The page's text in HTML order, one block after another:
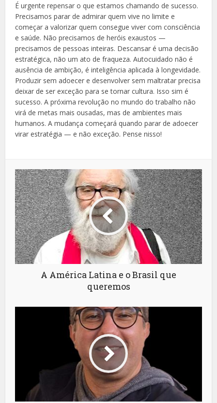
É urgente repensar o que estamos chamando de sucesso.
Precisamos parar de admirar quem vive no limite e
começar a valorizar quem consegue viver com consciência
e saúde. Não precisamos de heróis exaustos —
precisamos de pessoas inteiras. Descansar é uma decisão
estratégica, não um ato de fraqueza. Autocuidado não é
ausência de ambição, é inteligência aplicada à longevidade.
Produzir sem adoecer e desenvolver sem maltratar precisa
deixar de ser exceção para se tornar cultura. Isso sim é
sucesso. A próxima revolução no mundo do trabalho não
virá de metas mais ousadas, mas de ambientes mais
humanos. A mudança começará quando parar de adoecer
virar estratégia — e não exceção. Pense nisso!
A América Latina e o Brasil que
queremos